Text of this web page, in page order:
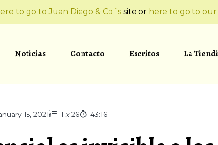
to go to Juan Diego & Co´s site or here to go to
Noticias Contacto Escritos La
15, 2021 1 x 26 43:16